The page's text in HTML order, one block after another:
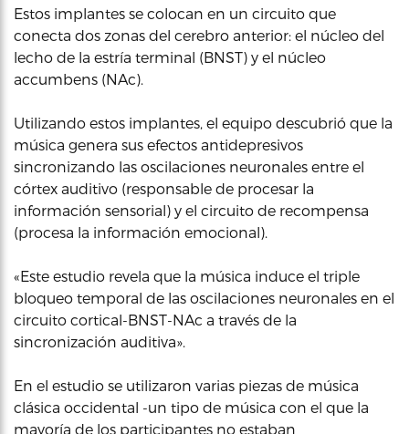
Estos implantes se colocan en un circuito que
conecta dos zonas del cerebro anterior: el núcleo del
lecho de la estría terminal (BNST) y el núcleo
accumbens (NAc).
Utilizando estos implantes, el equipo descubrió que la
música genera sus efectos antidepresivos
sincronizando las oscilaciones neuronales entre el
córtex auditivo (responsable de procesar la
información sensorial) y el circuito de recompensa
(procesa la información emocional).
«Este estudio revela que la música induce el triple
bloqueo temporal de las oscilaciones neuronales en el
circuito cortical-BNST-NAc a través de la
sincronización auditiva».
En el estudio se utilizaron varias piezas de música
clásica occidental -un tipo de música con el que la
mayoría de los participantes no estaban